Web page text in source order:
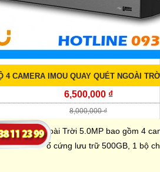
4 CAMERA IMOU QUAY QUÉT NGOÀI
6,500,000 ₫
8,000,000 ₫
Quét Ngoài Trời 5.0MP bao gồm 4
IMOU + ổ cứng lưu trữ 500GB, 1 bộ